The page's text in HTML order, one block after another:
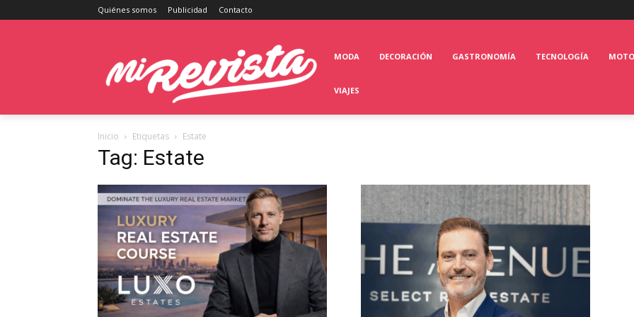
Quiénes somos Publicidad Contacto
MODA DECORACIÓN GASTRONOMÍA TECNOLOGÍA
VIAJES
Inicio Etiquetas Estate
Tag: Estate